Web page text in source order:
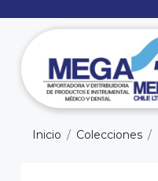
Inicio Colecciones